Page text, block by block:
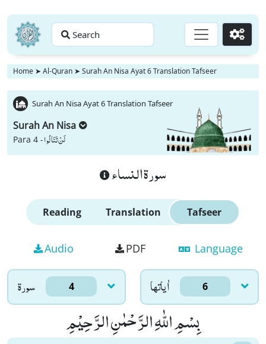
Search Go
Home ➤ Al-Quran ➤ Surah An Nisa Ayat 6 Translation Tafseer
Surah An Nisa Ayat 6 Translation Tafseer
Surah An Nisa
Para 4 -لَنْ تَنَالُوا
سورة النساء
Reading Translation Tafseer
Audio PDF Language
سورۃ 4 اٰياتها 6
بِسْمِ اللّٰهِ الرَّحْمٰنِ الرَّحِیْمِ